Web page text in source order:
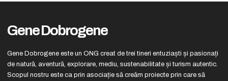
Gene Dobrogene
Gene Dobrogene este un ONG creat de trei tineri entuziaști și pasionați
de natură, aventură, explorare, mediu, sustenabilitate și turism autentic.
Scopul nostru este ca prin asociație să creăm proiecte prin care să